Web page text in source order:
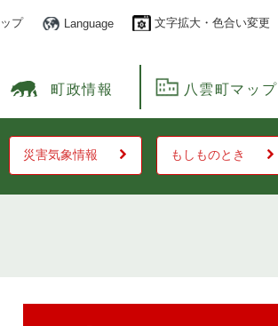
プ Language 文字拡大・色合い変更
町政情報 八雲町マップ
災害気象情報 もしものとき